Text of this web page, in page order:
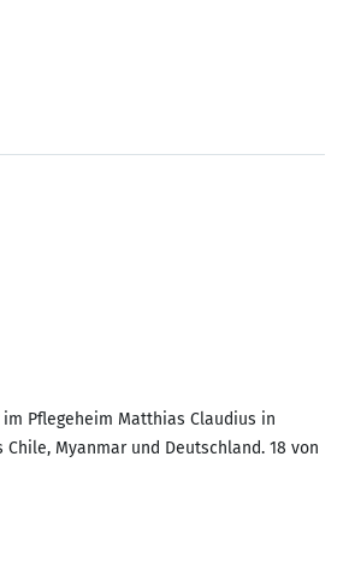
Pflegeheim Matthias Claudius in
Myanmar und Deutschland. 18 von